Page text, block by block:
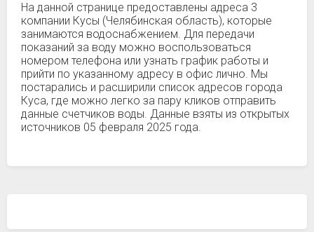
На данной странице предоставлены адреса 3
компании Кусы (Челябинская область), которые
занимаются водоснабжением. Для передачи
показаний за воду можно воспользоваться
номером телефона или узнать график работы и
прийти по указанному адресу в офис лично. Мы
постарались и расширили список адресов города
Куса, где можно легко за пару кликов отправить
данные счетчиков воды. Данные взяты из открытых
источников 05 февраля 2025 года.